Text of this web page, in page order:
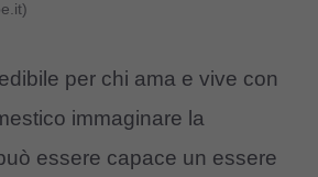
per chi ama e vive con
immaginare la
essere capace un essere